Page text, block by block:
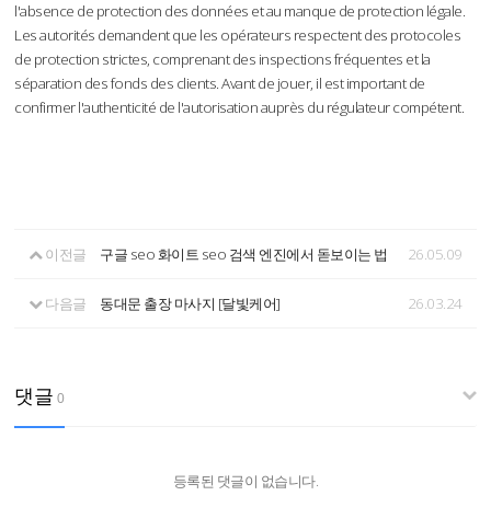
l'absence de protection des données et au manque de protection légale.
Les autorités demandent que les opérateurs respectent des protocoles
de protection strictes, comprenant des inspections fréquentes et la
séparation des fonds des clients. Avant de jouer, il est important de
confirmer l'authenticité de l'autorisation auprès du régulateur compétent.
이전글 구글 seo 화이트 seo 검색 엔진에서 돋보이는 법 26.05.09
다음글 동대문 출장 마사지 [달빛케어] 26.03.24
댓글 0
등록된 댓글이 없습니다.